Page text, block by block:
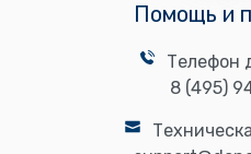
Помощь и
Телефон
8 (495)